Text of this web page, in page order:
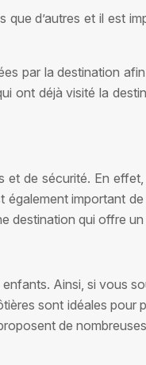
d’autres et il est
par la destination
ont déjà visité la
de sécurité. En
important
destination qui offre
Ainsi, si vous
sont idéales
de